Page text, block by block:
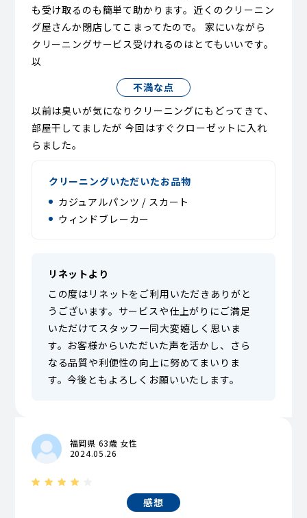
も受け取るのも簡単て助かります。近くのクリーニン
グ屋さんか閉店してこまってたので。 家にいながら
クリーニングサービス受けれるのはとてもいいです。
以
不満な点
以前は臭いが気になりクリーニングにもどってきて、
部屋干してましたが 今回はすぐクローゼットに入れ
らました。
クリーニングいただいたお品物
カジュアルパンツ / スカート
ウィンドブレーカー
リネットより
この度はリネットをご利用いただきありがと
うございます。サービスや仕上がりにご満足
いただけてスタッフ一同大変嬉しく思いま
す。お客様からいただいた声を活かし、さら
なる品質や利便性の向上に努めてまいりま
す。今後ともよろしくお願いいたします。
福岡県 63歳 女性
2024.05.26
感想